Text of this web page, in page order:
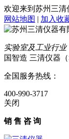
欢迎来到苏州三清
网站地图 | 加入收
实验室及工业行
国智造 三清仪器（
全国服务热线：
400-990-3717
关闭
销 售 咨 询